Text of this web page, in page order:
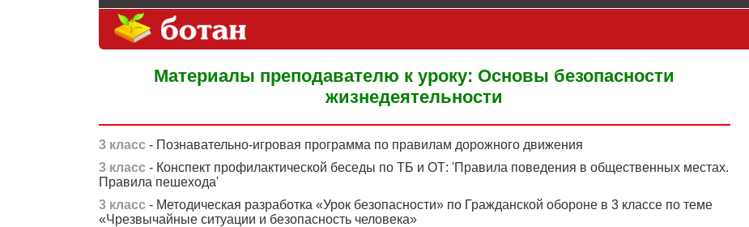
Материалы преподавателю к уроку: Основы безопасности
жизнедеятельности
3 класс- Познавательно-игровая программа по правилам дорожного движения
3 класс- Конспект профилактической беседы по ТБ и ОТ: 'Правила поведения в общественных местах.
Правила пешехода'
3 класс- Методическая разработка «Урок безопасности» по Гражданской обороне в 3 классе по теме
«Чрезвычайные ситуации и безопасность человека»